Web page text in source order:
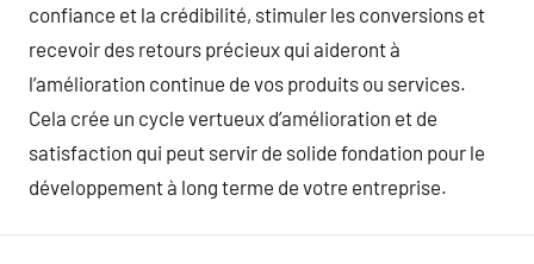
confiance et la crédibilité, stimuler les conversions et
recevoir des retours précieux qui aideront à
l’amélioration continue de vos produits ou services.
Cela crée un cycle vertueux d’amélioration et de
satisfaction qui peut servir de solide fondation pour le
développement à long terme de votre entreprise.